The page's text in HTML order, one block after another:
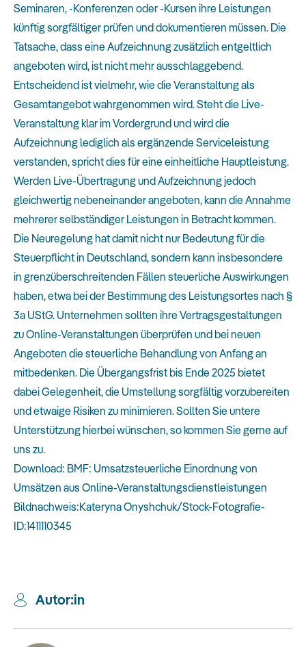
Seminaren, -Konferenzen oder -Kursen ihre Leistungen
künftig sorgfältiger prüfen und dokumentieren müssen. Die
Tatsache, dass eine Aufzeichnung zusätzlich entgeltlich
angeboten wird, ist nicht mehr ausschlaggebend.
Entscheidend ist vielmehr, wie die Veranstaltung als
Gesamtangebot wahrgenommen wird. Steht die Live-
Veranstaltung klar im Vordergrund und wird die
Aufzeichnung lediglich als ergänzende Serviceleistung
verstanden, spricht dies für eine einheitliche Hauptleistung.
Werden Live-Übertragung und Aufzeichnung jedoch
gleichwertig nebeneinander angeboten, kann die Annahme
mehrerer selbständiger Leistungen in Betracht kommen.
Die Neuregelung hat damit nicht nur Bedeutung für die
Steuerpflicht in Deutschland, sondern kann insbesondere
in grenzüberschreitenden Fällen steuerliche Auswirkungen
haben, etwa bei der Bestimmung des Leistungsortes nach §
3a UStG. Unternehmen sollten ihre Vertragsgestaltungen
zu Online-Veranstaltungen überprüfen und bei neuen
Angeboten die steuerliche Behandlung von Anfang an
mitbedenken. Die Übergangsfrist bis Ende 2025 bietet
dabei Gelegenheit, die Umstellung sorgfältig vorzubereiten
und etwaige Risiken zu minimieren. Sollten Sie untere
Unterstützung hierbei wünschen, so kommen Sie gerne auf
uns zu.
Download: BMF: Umsatzsteuerliche Einordnung von
Umsätzen aus Online-Veranstaltungsdienstleistungen
Bildnachweis:Kateryna Onyshchuk/Stock-Fotografie-
ID:1411110345
Autor:in